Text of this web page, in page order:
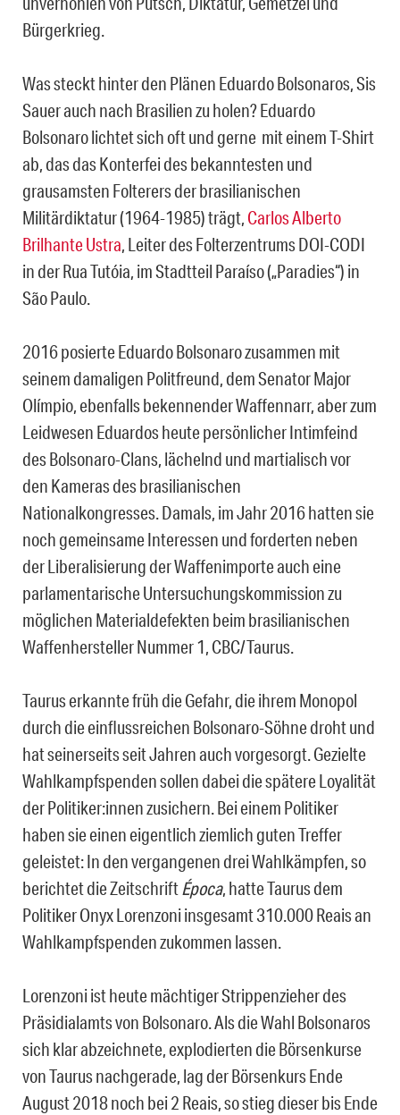
Bürgerkrieg.
Was steckt hinter den Plänen Eduardo Bolsonaros, Sis
Sauer auch nach Brasilien zu holen? Eduardo
Bolsonaro lichtet sich oft und gerne mit einem T-Shirt
ab, das das Konterfei des bekanntesten und
grausamsten Folterers der brasilianischen
Militärdiktatur (1964-1985) trägt, Carlos Alberto
Brilhante Ustra, Leiter des Folterzentrums DOI-CODI
in der Rua Tutóia, im Stadtteil Paraíso („Paradies“) in
São Paulo.
2016 posierte Eduardo Bolsonaro zusammen mit
seinem damaligen Politfreund, dem Senator Major
Olímpio, ebenfalls bekennender Waffennarr, aber zum
Leidwesen Eduardos heute persönlicher Intimfeind
des Bolsonaro-Clans, lächelnd und martialisch vor
den Kameras des brasilianischen
Nationalkongresses. Damals, im Jahr 2016 hatten sie
noch gemeinsame Interessen und forderten neben
der Liberalisierung der Waffenimporte auch eine
parlamentarische Untersuchungskommission zu
möglichen Materialdefekten beim brasilianischen
Waffenhersteller Nummer 1, CBC/Taurus.
Taurus erkannte früh die Gefahr, die ihrem Monopol
durch die einflussreichen Bolsonaro-Söhne droht und
hat seinerseits seit Jahren auch vorgesorgt. Gezielte
Wahlkampfspenden sollen dabei die spätere Loyalität
der Politiker:innen zusichern. Bei einem Politiker
haben sie einen eigentlich ziemlich guten Treffer
geleistet: In den vergangenen drei Wahlkämpfen, so
berichtet die ZeitschriftÉpoca, hatte Taurus dem
Politiker Onyx Lorenzoni insgesamt 310.000 Reais an
Wahlkampfspenden zukommen lassen.
Lorenzoni ist heute mächtiger Strippenzieher des
Präsidialamts von Bolsonaro. Als die Wahl Bolsonaros
sich klar abzeichnete, explodierten die Börsenkurse
von Taurus nachgerade, lag der Börsenkurs Ende
August 2018 noch bei 2 Reais, so stieg dieser bis Ende